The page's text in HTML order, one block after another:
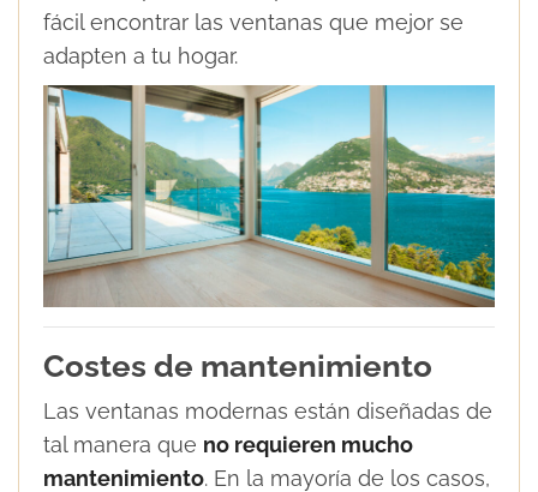
fácil encontrar las ventanas que mejor se
adapten a tu hogar.
Costes de mantenimiento
Las ventanas modernas están diseñadas de
tal manera que no requieren mucho
mantenimiento. En la mayoría de los casos,